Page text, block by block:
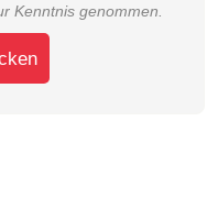
Kenntnis genommen.